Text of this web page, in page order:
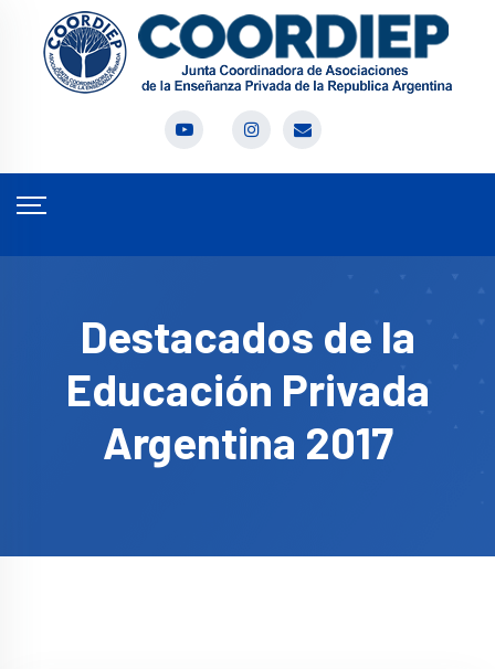
Destacados de la
Educación Privada
Argentina 2017